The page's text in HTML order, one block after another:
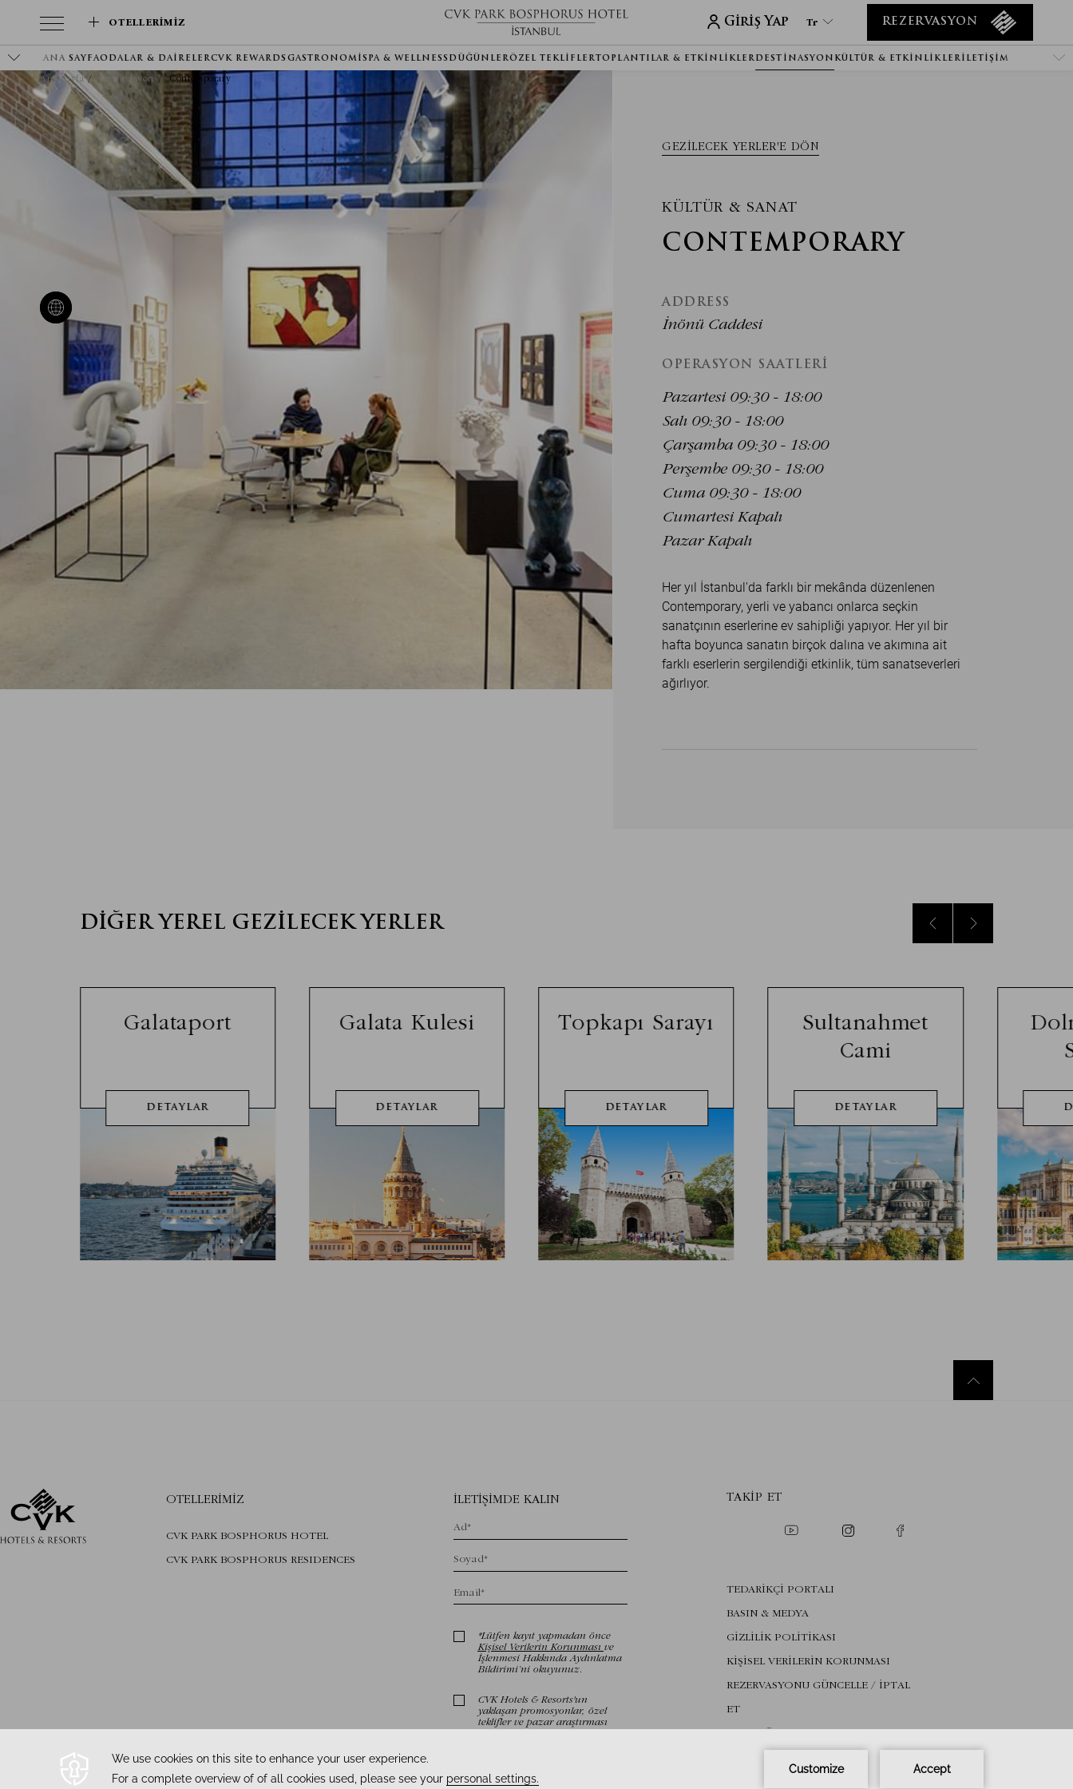
Tr
Tr
Fa
Giriş Yap REZERVASYON
OTELLERIMIZ
ANA SAYFAODALAR & DAIRELERCVK REWARDS GASTRONOMISPA & WELLNESS DÜĞÜNLERÖZEL TEKLIFLER TOPLANTILAR & ETKINLIKLERDESTINASYON KÜLTÜR & ETKINLIKLERİLETIŞIM
Ana Sayfa Destinasyon Contemporary
GEZILECEK YERLER'E DÖN
KÜLTÜR & SANAT
CONTEMPORARY
ADDRESS
İnönü Caddesi
OPERASYON SAATLERI
Pazartesi 09:30 - 18:00
Salı 09:30 - 18:00
Çarşamba 09:30 - 18:00
Perşembe 09:30 - 18:00
Cuma 09:30 - 18:00
Cumartesi Kapalı
Pazar Kapalı
Her yıl İstanbul'da farklı bir mekânda düzenlenen
Contemporary, yerli ve yabancı onlarca seçkin
sanatçının eserlerine ev sahipliği yapıyor. Her yıl bir
hafta boyunca sanatın birçok dalına ve akımına ait
farklı eserlerin sergilendiği etkinlik, tüm sanatseverleri
ağırlıyor.
DIĞER YEREL GEZILECEK YERLER
DETAYLAR
Galataport
DETAYLAR
Galata Kulesi
DETAYLAR
Topkapı Sarayı
DETAYLAR
Sultanahmet
Cami
TAKIP ET
TEDARİKÇİ PORTALI
BASIN & MEDYA
GİZLİLİK POLİTİKASI
KİŞİSEL VERİLERİN KORUNMASI
REZERVASYONU GÜNCELLE / IPTAL
ET
BAŞA DÖN
OTELLERIMIZ
CVK PARK BOSPHORUS HOTEL
CVK PARK BOSPHORUS RESIDENCES